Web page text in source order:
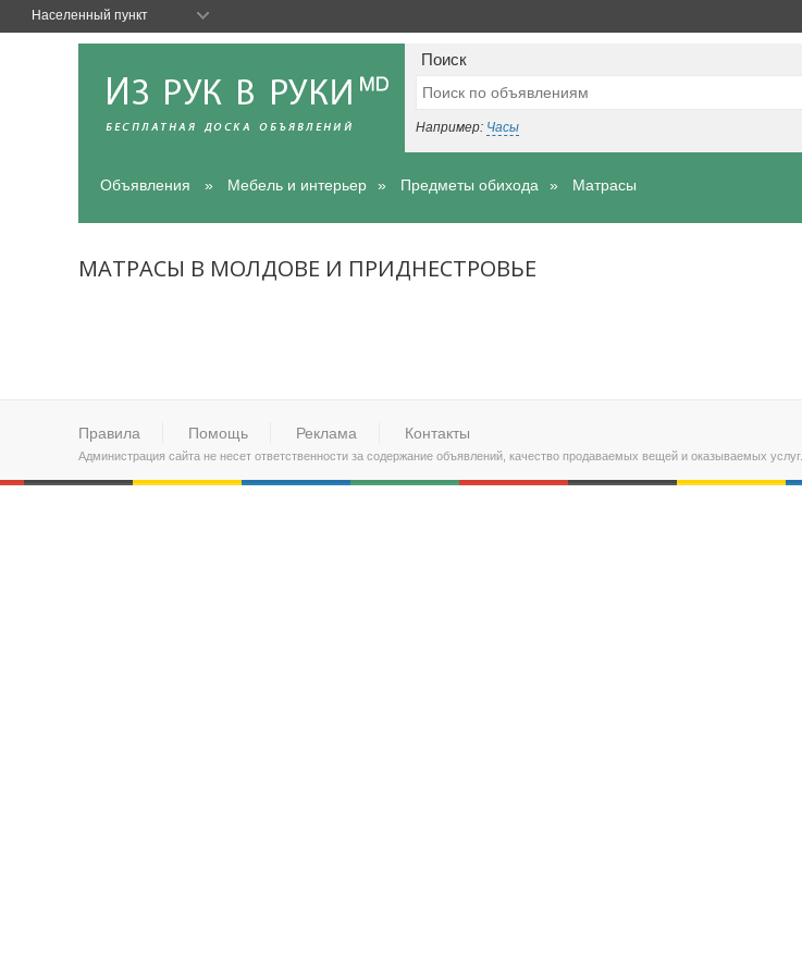
Поиск
Например: Часы
Объявления Мебель и интерьер Предметы обихода Матрасы
МАТРАСЫ В МОЛДОВЕ И ПРИДНЕСТРОВЬЕ
Правила Помощь Реклама Контакты
Администрация сайта не несет ответственности за содержание объявлений, качество продаваемых вещей и оказываемых услуг.
Населенный пункт